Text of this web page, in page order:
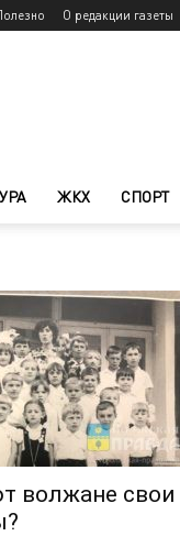
О редакции газеты
ЖКХ СПОРТ
волжане свои